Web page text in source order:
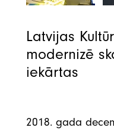
Latvijas
modernizē
iekārtas
2018. gada